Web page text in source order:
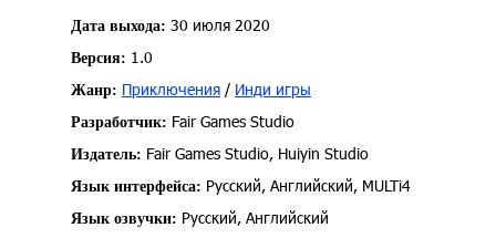
Дата выхода: 30 июля 2020
Версия: 1.0
Жанр: Приключения / Инди игры
Разработчик: Fair Games Studio
Издатель: Fair Games Studio, Huiyin Studio
Язык интерфейса: Русский, Английский, MULTi4
Язык озвучки: Русский, Английский